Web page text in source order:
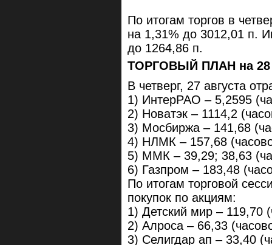
По итогам торгов в
на 1,31% до 3012,01 п.
до 1264,86 п.
ТОРГОВЫЙ ПЛАН на 28
В четверг, 27 августа
1) ИнтерРАО – 5,2595
2) Новатэк – 1114,2
3) Мосбиржа – 141,68
4) НЛМК – 157,68
5) ММК – 39,29; 38,63
6) Газпром – 183,48
По итогам торговой
покупок по акциям:
1) Детский мир – 119,70
2) Алроса – 66,33
3) Селигдар ап – 33,40